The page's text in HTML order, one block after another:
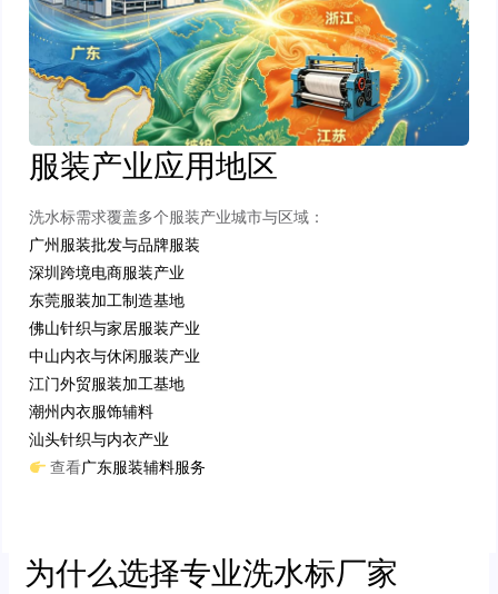
服装产业应用地区
洗水标需求覆盖多个服装产业城市与区域：
广州服装批发与品牌服装
深圳跨境电商服装产业
东莞服装加工制造基地
佛山针织与家居服装产业
中山内衣与休闲服装产业
江门外贸服装加工基地
潮州内衣服饰辅料
汕头针织与内衣产业
查看广东服装辅料服务
为什么选择专业洗水标厂家